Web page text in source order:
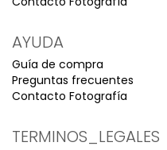
AYUDA
Guía de compra
Preguntas frecuentes
Contacto Fotografía
TERMINOS_LEGALES